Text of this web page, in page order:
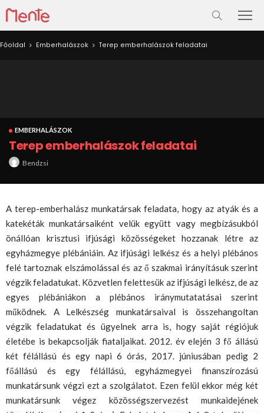
Főoldal Emberhalászok Terep emberhalászok feladatai
EMBERHALÁSZOK
Terep emberhalászok feladatai
Bendzsi
A terep-emberhalász munkatársak feladata, hogy az atyák és a
katekéták munkatársaiként velük együtt vagy megbízásukból
önállóan krisztusi ifjúsági közösségeket hozzanak létre az
egyházmegye plébániáin. Az ifjúsági lelkész és a helyi plébános
felé tartoznak elszámolással és az ő szakmai irányításuk szerint
végzik feladatukat. Közvetlen felettesük az ifjúsági lelkész, de az
egyes plébániákon a plébános iránymutatatásai szerint
működnek. A Lelkészség munkatársaival is összehangoltan
végzik feladatukat és ügyelnek arra is, hogy saját régiójuk
életébe is bekapcsolják fiataljaikat. 2012. év elején 3 fő állású
két félállású és egy napi 6 órás, 2017. júniusában pedig 2
főállású és egy félállású, egyházmegyei finanszírozású
munkatársunk végzi ezt a szolgálatot. Ezen felül ekkor még két
munkatársunk végez közösségszervezést munkaidejének